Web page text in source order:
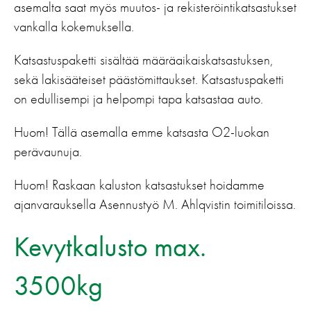
asemalta saat myös muutos- ja rekisteröintikatsastukset
vankalla kokemuksella.
Katsastuspaketti sisältää määräaikaiskatsastuksen,
sekä lakisääteiset päästömittaukset. Katsastuspaketti
on edullisempi ja helpompi tapa katsastaa auto.
Huom! Tällä asemalla emme katsasta O2-luokan
perävaunuja.
Huom! Raskaan kaluston katsastukset hoidamme
ajanvarauksella Asennustyö M. Ahlqvistin toimitiloissa.
Kevytkalusto max.
3500kg